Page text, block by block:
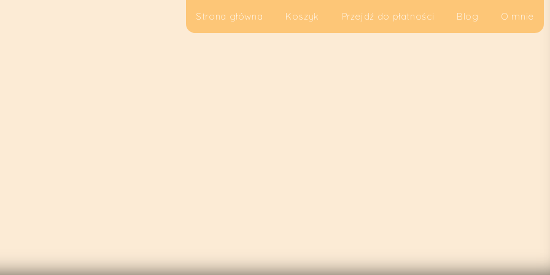
Strona główna Koszyk Przejdź do płatności Blog O mnie